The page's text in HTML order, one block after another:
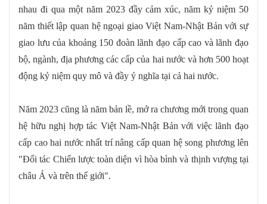
nhau đi qua một năm 2023 đầy cảm xúc, năm kỷ niệm 50
năm thiết lập quan hệ ngoại giao Việt Nam-Nhật Bản với sự
giao lưu của khoảng 150 đoàn lãnh đạo cấp cao và lãnh đạo
bộ, ngành, địa phương các cấp của hai nước và hơn 500 hoạt
động kỷ niệm quy mô và đầy ý nghĩa tại cả hai nước.
Năm 2023 cũng là năm bản lề, mở ra chương mới trong quan
hệ hữu nghị hợp tác Việt Nam-Nhật Bản với việc lãnh đạo
cấp cao hai nước nhất trí nâng cấp quan hệ song phương lên
"Đối tác Chiến lược toàn diện vì hòa bình và thịnh vượng tại
châu Á và trên thế giới".